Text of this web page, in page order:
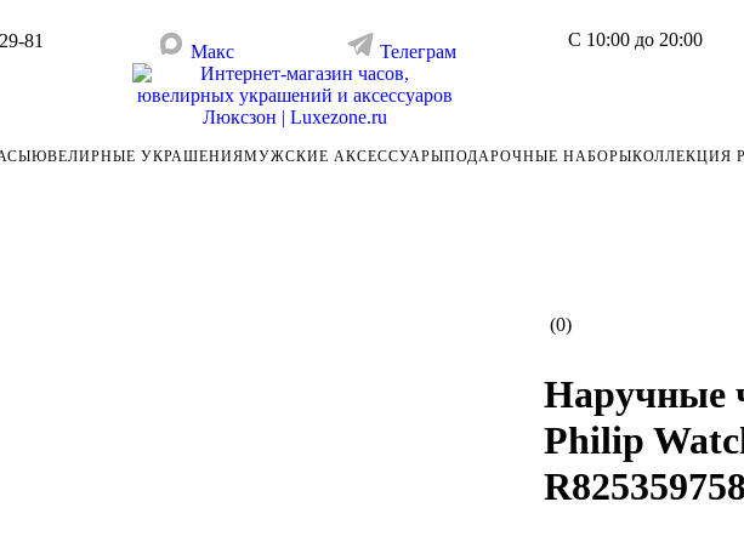
81
Макс Телеграм
С 10:00 до 20:00
ЮВЕЛИРНЫЕ УКРАШЕНИЯМУЖСКИЕ АКСЕССУАРЫПОДАРОЧНЫЕ НАБОРЫКОЛЛЕКЦИЯ
(0)
Наручные
Philip